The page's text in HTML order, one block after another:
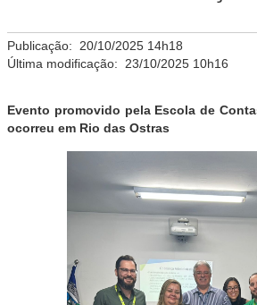
Publicação: 20/10/2025 14h18
Última modificação: 23/10/2025 10h16
Evento promovido pela Escola de
ocorreu em Rio das Ostras